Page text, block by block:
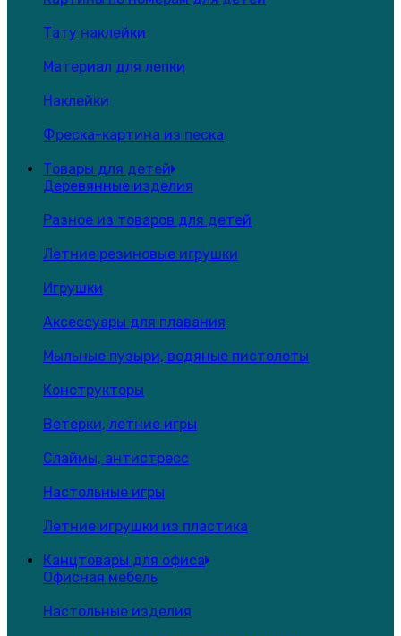
Тату наклейки
Материал для лепки
Наклейки
Фреска-картина из песка
Товары для детей
Деревянные изделия
Разное из товаров для детей
Летние резиновые игрушки
Игрушки
Аксессуары для плавания
Мыльные пузыри, водяные пистолеты
Конструкторы
Ветерки, летние игры
Слаймы, антистресс
Настольные игры
Летние игрушки из пластика
Канцтовары для офиса
Офисная мебель
Настольные изделия